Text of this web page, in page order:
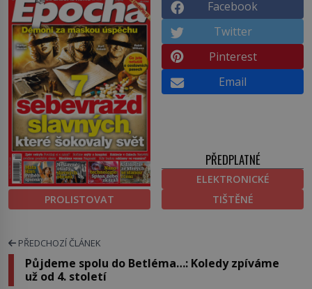
PROLISTOVAT
Facebook
Twitter
Pinterest
Email
PŘEDPLATNÉ
ELEKTRONICKÉ
TIŠTĚNÉ
PŘEDCHOZÍ ČLÁNEK
Půjdeme spolu do Betléma…: Koledy zpíváme
už od 4. století